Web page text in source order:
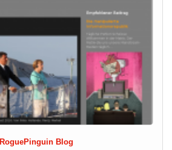
RoguePinguin Blog